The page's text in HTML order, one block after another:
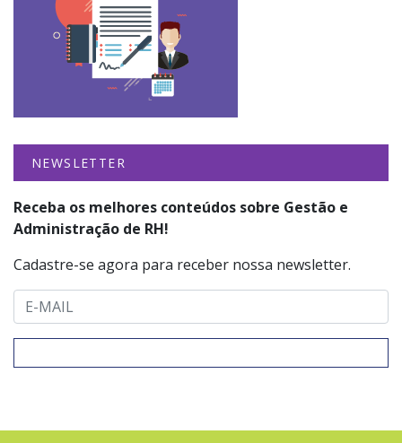
NEWSLETTER
Receba os melhores conteúdos sobre Gestão e
Administração de RH!
Cadastre-se agora para receber nossa newsletter.